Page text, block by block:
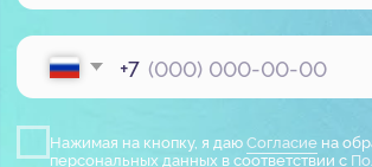
Кейсы IT-Solution
© 2005-2026 « IT-Solution»
Сампсониевский пр-кт, д. 68Н,
офисы 504 и 513
Политика конфиденциальности
Пользовательское соглашение